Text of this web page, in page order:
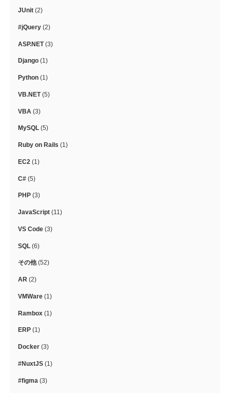
JUnit (2)
#jQuery (2)
ASP.NET(3)
Django (1)
Python (1)
VB.NET(5)
VBA (3)
MySQL (5)
Ruby on Rails (1)
EC2 (1)
C# (5)
PHP (3)
JavaScript (11)
VS Code (3)
SQL (6)
その他(52)
AR (2)
VMWare (1)
Rambox (1)
ERP (1)
Docker (3)
#NuxtJS (1)
#figma (3)